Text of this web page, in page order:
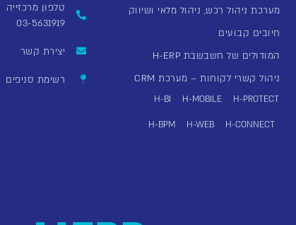
מערכת ניהול רכש, ניהול מלאי ושיווק
חיובים קבועים
המודולים של חשבשבת H-ERP
ניהול קשרי לקוחות – מערכת CRM
H-PROTECT
H-MOBILE
H-BI
H-CONNECT
H-WEB
H-BPM
טלפון מרכזייה
03-5631919
יצירת קשר
רשימת סניפים